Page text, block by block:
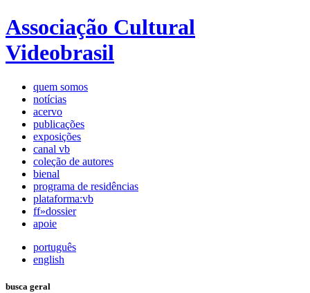
Associação Cultural
Videobrasil
quem somos
notícias
acervo
publicações
exposições
canal vb
coleção de autores
bienal
programa de residências
plataforma:vb
ff»dossier
apoie
português
english
busca geral